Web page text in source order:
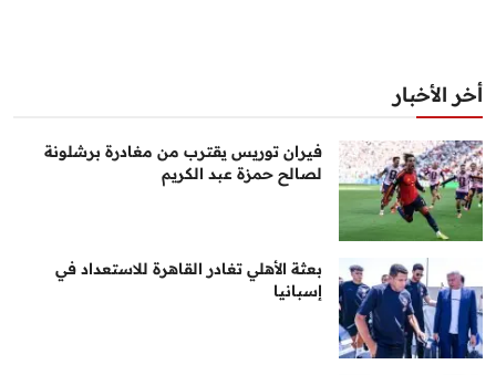
أخر الأخبار
فيران توريس يقترب من مغادرة برشلونة
لصالح حمزة عبد الكريم
بعثة الأهلي تغادر القاهرة للاستعداد في
إسبانيا